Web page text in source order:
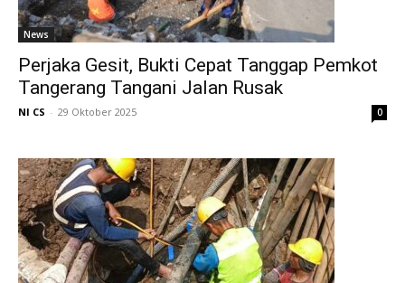
News
Perjaka Gesit, Bukti Cepat Tanggap Pemkot
Tangerang Tangani Jalan Rusak
NI CS - 29 Oktober 2025 0